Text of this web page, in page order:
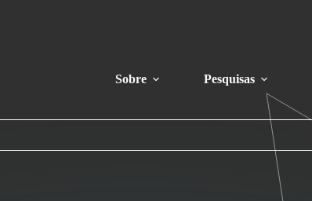
Sobre Pesquisas